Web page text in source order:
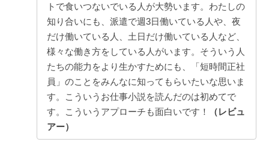
トで食いつないでいる人が大勢います。わたしの
知り合いにも、派遣で週3日働いている人や、夜
だけ働いている人、土日だけ働いている人など、
様々な働き方をしている人がいます。そういう人
たちの能力をより生かすためにも、「短時間正社
員」のことをみんなに知ってもらいたいな思いま
す。こういうお仕事小説を読んだのは初めてで
す。こういうアプローチも面白いです！
（レビュ
アー）